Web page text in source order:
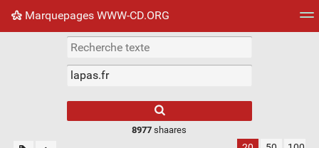
Marquepages WWW-CD.ORG
Nuage de tags Mur d'images
8977 shaares